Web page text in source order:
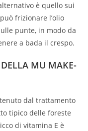
è quello sui
frizionare l’olio
punte, in modo da
a bada il crespo.
MU MAKE-
dal trattamento
tipico delle foreste
di vitamina E è